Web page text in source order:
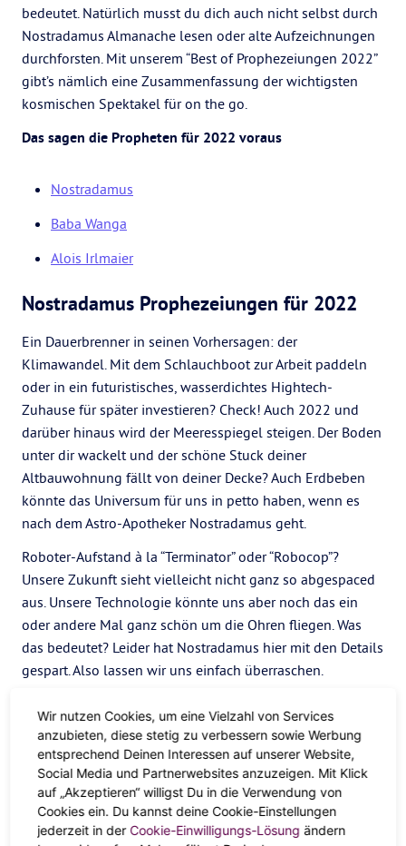
bedeutet. Natürlich musst du dich auch nicht selbst durch
Nostradamus Almanache lesen oder alte Aufzeichnungen
durchforsten. Mit unserem “Best of Prophezeiungen 2022”
gibt’s nämlich eine Zusammenfassung der wichtigsten
kosmischen Spektakel für on the go.
Das sagen die Propheten für 2022 voraus
Nostradamus
Baba Wanga
Alois Irlmaier
Nostradamus Prophezeiungen für 2022
Ein Dauerbrenner in seinen Vorhersagen: der
Klimawandel. Mit dem Schlauchboot zur Arbeit paddeln
oder in ein futuristisches, wasserdichtes Hightech-
Zuhause für später investieren? Check! Auch 2022 und
darüber hinaus wird der Meeresspiegel steigen. Der Boden
unter dir wackelt und der schöne Stuck deiner
Altbauwohnung fällt von deiner Decke? Auch Erdbeben
könnte das Universum für uns in petto haben, wenn es
nach dem Astro-Apotheker Nostradamus geht.
Roboter-Aufstand à la “Terminator” oder “Robocop”?
Unsere Zukunft sieht vielleicht nicht ganz so abgespaced
aus. Unsere Technologie könnte uns aber noch das ein
oder andere Mal ganz schön um die Ohren fliegen. Was
das bedeutet? Leider hat Nostradamus hier mit den Details
gespart. Also lassen wir uns einfach überraschen.
Kühlschränke kaufen selbstständig ein und auch andere
Dinge in unserer heutigen Welt laufen vollautomatisiert
ab. Und laut Nostradamus soll das noch mehr zunehmen.
Dein Computer füllt dann von ganz allein die schnöde
Excell-Liste aus und berät die Kunden im Callcenter. Viel
Arbeit bleibt da also in Zukunft nicht mehr für uns.
Wir nutzen Cookies, um eine Vielzahl von Services
anzubieten, diese stetig zu verbessern sowie Werbung
entsprechend Deinen Interessen auf unserer Website,
Social Media und Partnerwebsites anzuzeigen. Mit Klick
auf „Akzeptieren“ willigst Du in die Verwendung von
Cookies ein. Du kannst deine Cookie-Einstellungen
jederzeit in der Cookie-Einwilligungs-Lösung ändern